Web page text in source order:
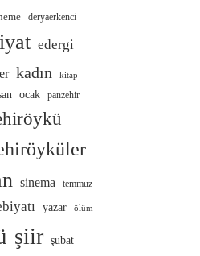
deryaerkenci
edergi
kadın kitap
ocak panzehir
sinema temmuz
yazar ölüm
şiir şubat